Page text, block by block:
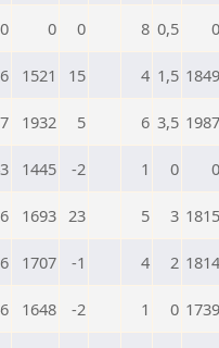
0 0 8 0,5 0
1521 15 4 1,5 1849
1932 5 6 3,5 1987
1445 -2 1 0 0
1693 23 5 3 1815
1707 -1 4 2 1814
1648 -2 1 0 1739